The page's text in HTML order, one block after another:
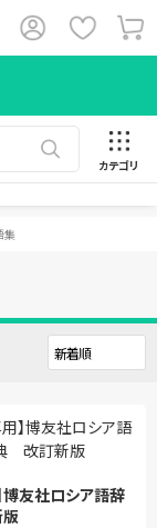
カテゴリ
集
博友社ロシア語辞